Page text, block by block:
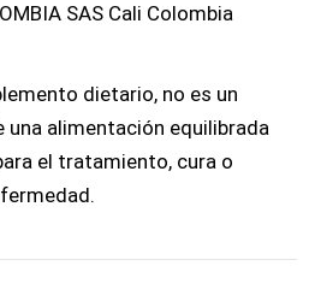
SAS Cali Colombia
dietario, no es un
una alimentación equilibrada
el tratamiento, cura o